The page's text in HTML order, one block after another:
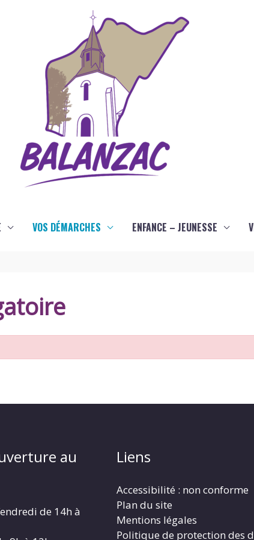
VOS DÉMARCHES ENFANCE – JEUNESSE
au
de 14h à
Liens
Accessibilité : non conforme
Plan du site
Mentions légales
Politique de protection des